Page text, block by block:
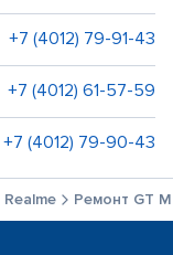
+7 (4012) 79-91-43
+7 (4012) 61-57-59
+7 (4012) 79-90-43
Realme Ремонт GT